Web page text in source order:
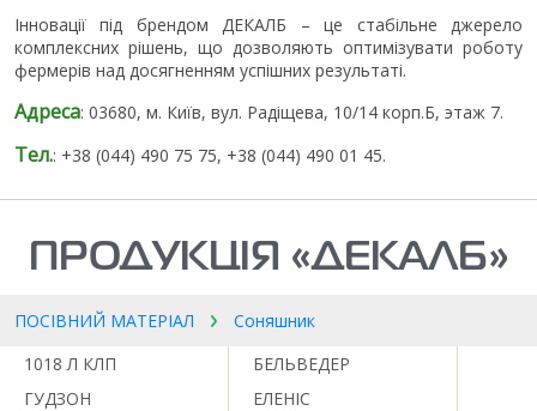
Інновації під брендом ДЕКАЛБ – це стабільне джерело
комплексних рішень, що дозволяють оптимізувати роботу
фермерів над досягненням успішних результаті.
Адреса: 03680, м. Київ, вул. Радіщева, 10/14 корп.Б, этаж 7.
Тел.: +38 (044) 490 75 75, +38 (044) 490 01 45.
ПРОДУКЦІЯ «ДЕКАЛБ»
ПОСІВНИЙ МАТЕРІАЛ
Соняшник
1018 Л КЛП
БЕЛЬВЕДЕР
ГУДЗОН
ЕЛЕНІС